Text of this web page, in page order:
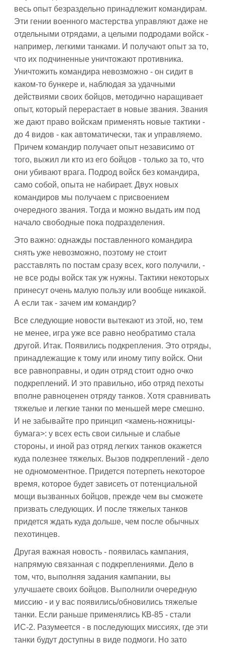
весь опыт безраздельно принадлежит командирам.
Эти гении военного мастерства управляют даже не
отдельными отрядами, а целыми подродами войск -
например, легкими танками. И получают опыт за то,
что их подчиненные уничтожают противника.
Уничтожить командира невозможно - он сидит в
каком-то бункере и, наблюдая за удачными
действиями своих бойцов, методично наращивает
опыт, который перерастает в новые звания. Звания
же дают право войскам применять новые тактики -
до 4 видов - как автоматически, так и управляемо.
Причем командир получает опыт независимо от
того, выжил ли кто из его бойцов - только за то, что
они убивают врага. Подрод войск без командира,
само собой, опыта не набирает. Двух новых
командиров мы получаем с присвоением
очередного звания. Тогда и можно выдать им под
начало свободные пока подразделения.
Это важно: однажды поставленного командира
снять уже невозможно, поэтому не стоит
расставлять по постам сразу всех, кого получили, -
не все роды войск так уж нужны. Тактики некоторых
принесут очень малую пользу или вообще никакой.
А если так - зачем им командир?
Все следующие новости вытекают из этой, но, тем
не менее, игра уже все равно необратимо стала
другой. Итак. Появились подкрепления. Это отряды,
принадлежащие к тому или иному типу войск. Они
все равноправны, и один отряд стоит одно очко
подкреплений. И это правильно, ибо отряд пехоты
вполне равноценен отряду танков. Хотя сравнивать
тяжелые и легкие танки по меньшей мере смешно.
И не забывайте про принцип <камень-ножницы-
бумага>: у всех есть свои сильные и слабые
стороны, и иной раз отряд легких танков окажется
куда полезнее тяжелых. Вызов подкреплений - дело
не одномоментное. Придется потерпеть некоторое
время, которое будет зависеть от потенциальной
мощи вызванных бойцов, прежде чем вы сможете
призвать следующих. И после тяжелых танков
придется ждать куда дольше, чем после обычных
пехотинцев.
Другая важная новость - появилась кампания,
напрямую связанная с подкреплениями. Дело в
том, что, выполняя задания кампании, вы
улучшаете своих бойцов. Выполнили очередную
миссию - и у вас появились/обновились тяжелые
танки. Если раньше применялись КВ-85 - стали
ИС-2. Разумеется - в последующих миссиях, где эти
танки будут доступны в виде подмоги. Но зато